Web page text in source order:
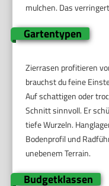
mulchen. Das
Gartentypen
Zierrasen profitieren
brauchst du feine
Auf schattigen oder
Schnitt sinnvoll. Er
tiefe Wurzeln.
Bodenprofil und
unebenem Terrain.
Budgetklassen